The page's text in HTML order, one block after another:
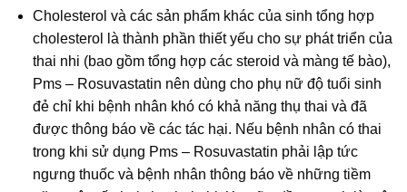
Cholesterol và các sản phẩm khác của sinh tổng hợp
cholesterol là thành phần thiết yếu cho sự phát triển của
thai nhi (bao gồm tổng hợp các steroid và màng tế bào),
Pms – Rosuvastatin nên dùng cho phụ nữ độ tuổi sinh
đẻ chỉ khi bệnh nhân khó có khả năng thụ thai và đã
được thông báo về các tác hại. Nếu bệnh nhân có thai
trong khi sử dụng Pms – Rosuvastatin phải lập tức
ngưng thuốc và bệnh nhân thông báo về những tiềm